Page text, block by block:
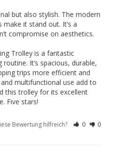
but also stylish. The modern
it stand out. It’s a
compromise on aesthetics.
Trolley is a fantastic
It’s spacious, durable,
trips more efficient and
multifunctional use add to
this trolley for its excellent
Five stars!
Bewertung hilfreich? 0 0